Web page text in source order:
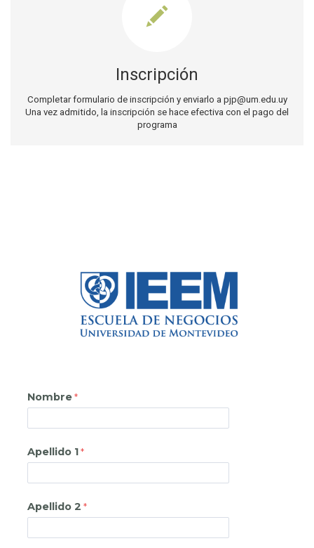
Inscripción
Completar formulario de inscripción y enviarlo a pjp@um.edu.uy
Una vez admitido, la inscripción se hace efectiva con el pago del
programa